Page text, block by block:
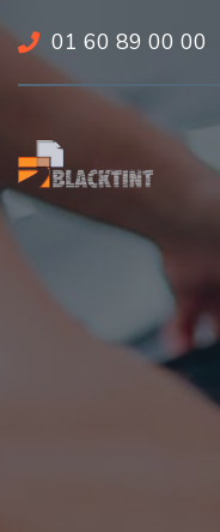
01 60 89 00 00